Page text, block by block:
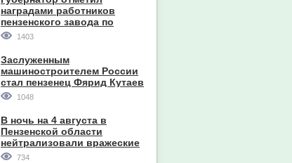
наградами работников
пензенского завода по
производству станков
1403
Заслуженным
машиностроителем России
стал пензенец Фярид Кутаев
1048
В ночь на 4 августа в
Пензенской области
нейтрализовали вражеские
дроны
734